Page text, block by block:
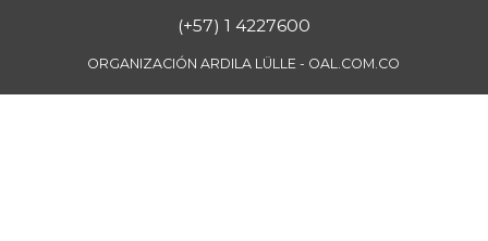
(+57) 1 4227600
ORGANIZACIÓN ARDILA LÜLLE - OAL.COM.CO